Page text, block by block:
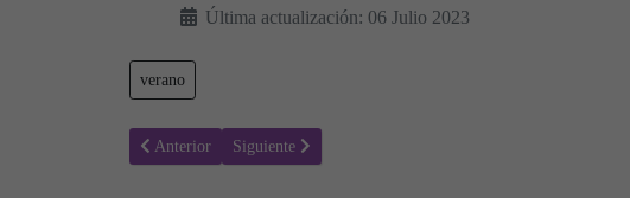
Última actualización: 06 Julio 2023
verano
Artículo anterior: El Sol - Poesías infantiles
Anterior Artículo siguiente: Comienza el verano 🏖 Poesías infantiles
Siguiente